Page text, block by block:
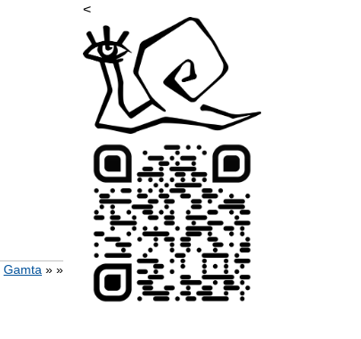
Gamta » »
<